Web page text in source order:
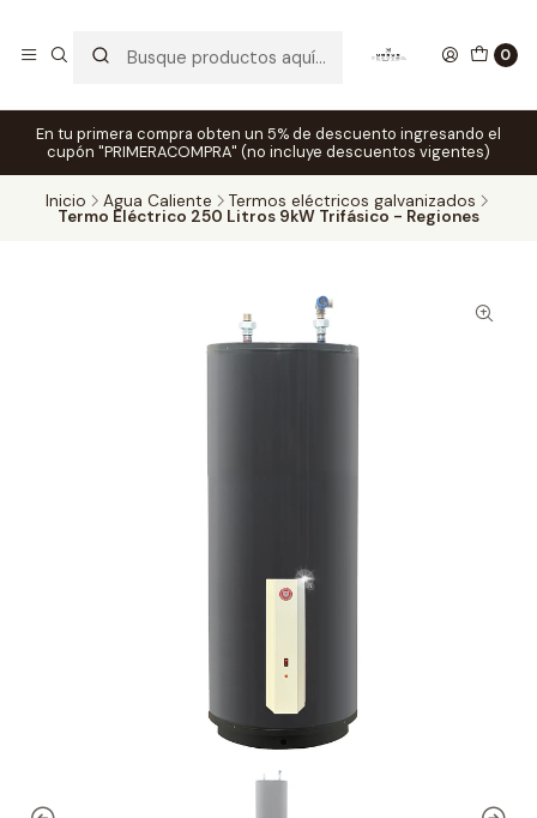
0
En tu primera compra obten un 5% de descuento ingresando el
cupón "PRIMERACOMPRA" (no incluye descuentos vigentes)
Inicio Agua Caliente Termos eléctricos galvanizados
Termo Eléctrico 250 Litros 9kW Trifásico - Regiones